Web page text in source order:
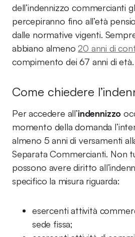
dell’indennizzo commercianti
percepiranno fino all’età
dalle normative vigenti.
abbiano almeno 20 anni di
compimento dei 67 anni di età.
Come chiedere
Per accedere all’indennizzo
momento della domanda
almeno 5 anni di versamenti
Separata Commercianti. Non
possono avere diritto
specifico la misura riguarda:
esercenti attività
sede fissa;